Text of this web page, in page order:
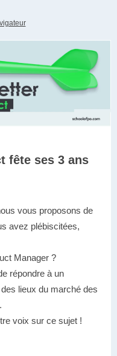
fête ses 3 ans
vous proposons de
avez plébiscitées,
Manager ?
répondre à un
lieux du marché des
voix sur ce sujet !